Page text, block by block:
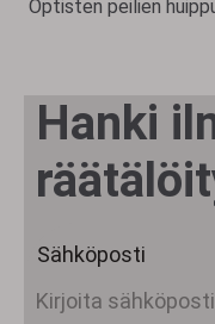
Hanki
Sähköposti